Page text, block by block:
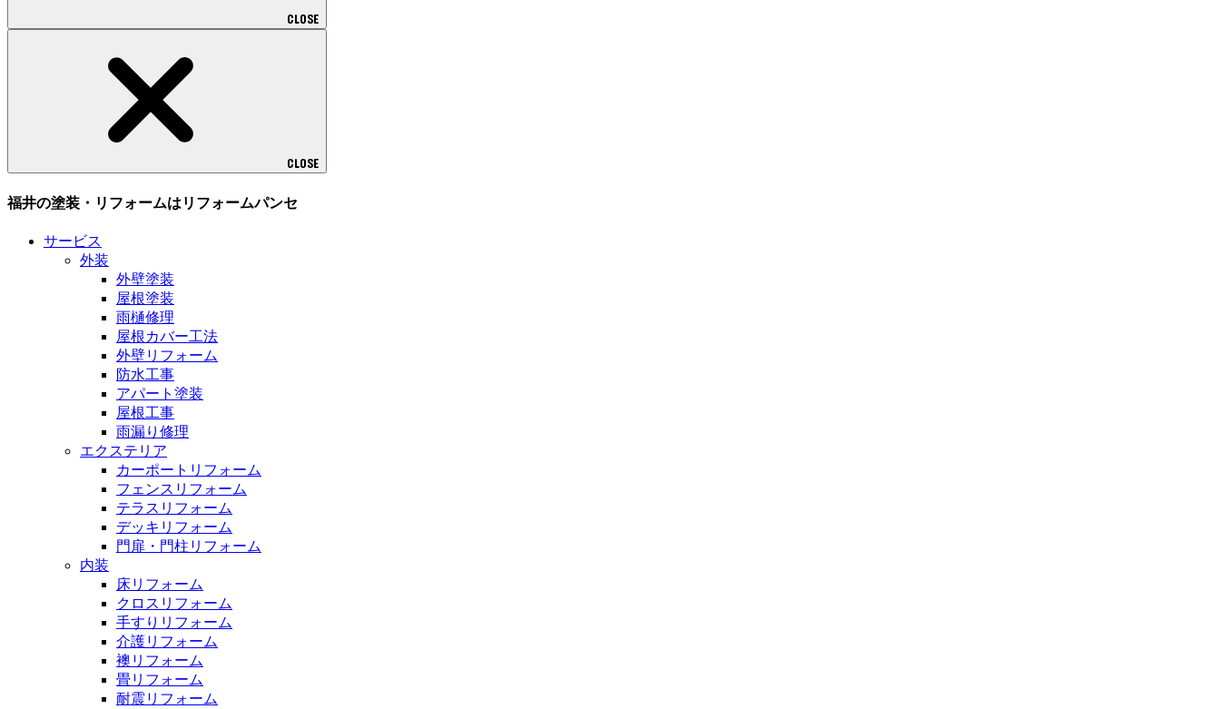
CLOSE
CLOSE
福井の塗装・リフォームはリフォームパンセ
サービス
外装
外壁塗装
屋根塗装
雨樋修理
屋根カバー工法
外壁リフォーム
防水工事
アパート塗装
屋根工事
雨漏り修理
エクステリア
カーポートリフォーム
フェンスリフォーム
テラスリフォーム
デッキリフォーム
門扉・門柱リフォーム
内装
床リフォーム
クロスリフォーム
手すりリフォーム
介護リフォーム
襖リフォーム
畳リフォーム
耐震リフォーム